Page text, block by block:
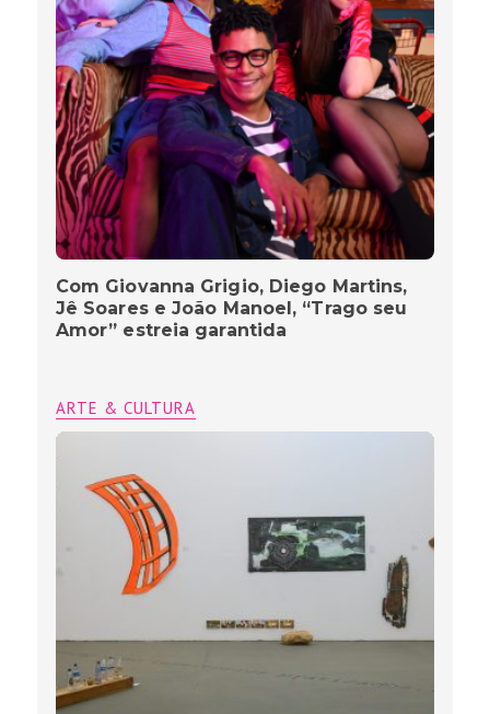
Com Giovanna Grigio, Diego Martins,
Jê Soares e João Manoel, “Trago seu
Amor” estreia garantida
ARTE & CULTURA